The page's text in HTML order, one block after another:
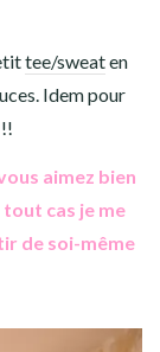
tee/sweaten
Idem pour
aimez bien
tout cas je me
de soi-même